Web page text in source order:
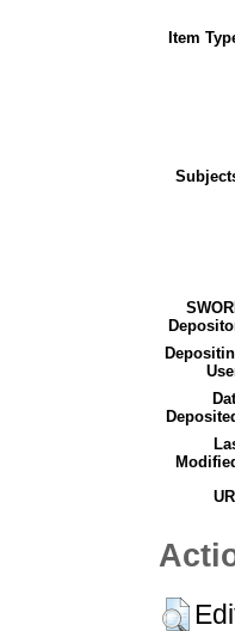
Item